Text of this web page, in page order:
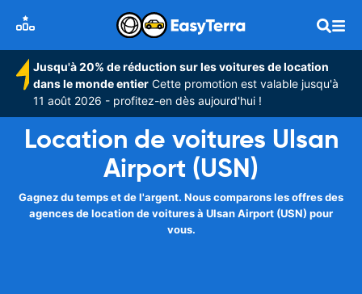
Jusqu'à 20% de réduction sur les voitures de location
dans le monde entier Cette promotion est valable jusqu'à
11 août 2026 - profitez-en dès aujourd'hui !
Location de voitures Ulsan
Airport (USN)
Gagnez du temps et de l'argent. Nous comparons les offres des
agences de location de voitures à Ulsan Airport (USN) pour
vous.